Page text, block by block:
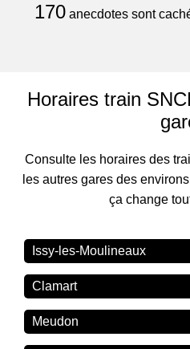
170anecdotes sont
Horaires train
Consulte les horaires des
les autres gares des
ça change
Issy-les-Moulineaux
Clamart
Meudon